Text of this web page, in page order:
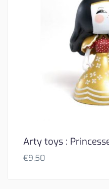
Arty toys :
€9,50